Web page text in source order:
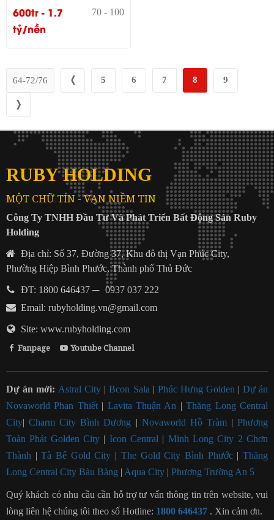
600tr - 1.7
tỷ/nền
70 - 100
64-72/76 ❬ 5 6 7 8 9
❭
RUBY HOLDING
MỘT CHỮ TÍN - VẠN NIỀM TIN
Công Ty TNHH Đầu Tư Và Phát Triển Bất Động Sản Ruby
Holding
Địa chỉ: Số 37, Đường 37, Khu đô thị Vạn Phúc City,
Phường Hiệp Bình Phước, Thành phố Thủ Đức
ĐT: 1800 646437 ─ 0937 037 222
Email: rubyholding.vn@gmail.com
Site: www.rubyholding.com
Fanpage Youtube Channel
Dự án mới: Astral City |Bcon Sala | Phúc Hưng Golden | Dự án
Novaworld Phan Thiết| Lavita Thuận An |Thăng Long Central
City|Charm City Bình Dương | Novaworld Hồ Tràm|Phương
Toàn Phát Golden City | Icon Central | Minh Long City 2 Chơn
Thành |Tà Bế Gold City | The Gold City Bình Phước|Thăng
Long Central City Bàu Bàng | Aqua City | Phương Trường An 5
Quý khách có nhu cầu cần hỗ trợ tư vấn thông tin trên website, vui
lòng liên hệ chúng tôi theo số Hotline: 1800 646437 . Xin cảm ơn.